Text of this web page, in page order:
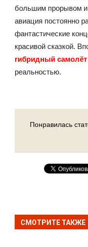
большим прорывом
авиация постоянно
фантастические
красивой сказкой.
гибридный самолёт
реальностью.
Понравилась
СМОТРИТЕ ТАКЖЕ